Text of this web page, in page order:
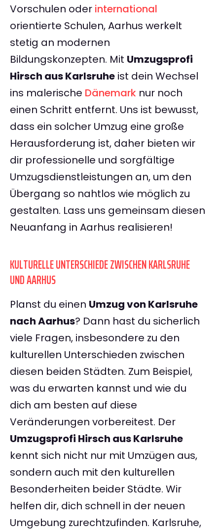
Vorschulen oder international
orientierte Schulen, Aarhus werkelt
stetig an modernen
Bildungskonzepten. Mit Umzugsprofi
Hirsch aus Karlsruhe ist dein Wechsel
ins malerische Dänemark nur noch
einen Schritt entfernt. Uns ist bewusst,
dass ein solcher Umzug eine große
Herausforderung ist, daher bieten wir
dir professionelle und sorgfältige
Umzugsdienstleistungen an, um den
Übergang so nahtlos wie möglich zu
gestalten. Lass uns gemeinsam diesen
Neuanfang in Aarhus realisieren!
KULTURELLE UNTERSCHIEDE ZWISCHEN KARLSRUHE
UND AARHUS
Planst du einen Umzug von Karlsruhe
nach Aarhus? Dann hast du sicherlich
viele Fragen, insbesondere zu den
kulturellen Unterschieden zwischen
diesen beiden Städten. Zum Beispiel,
was du erwarten kannst und wie du
dich am besten auf diese
Veränderungen vorbereitest. Der
Umzugsprofi Hirsch aus Karlsruhe
kennt sich nicht nur mit Umzügen aus,
sondern auch mit den kulturellen
Besonderheiten beider Städte. Wir
helfen dir, dich schnell in der neuen
Umgebung zurechtzufinden. Karlsruhe,